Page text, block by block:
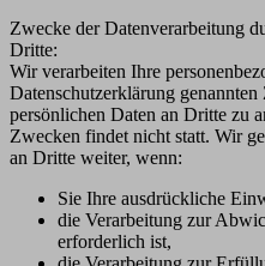
Zwecke der Datenverarbeitung
Dritte:
Wir verarbeiten Ihre
Datenschutzerklärung
persönlichen Daten an Dritte zu
Zwecken findet nicht statt. Wir
an Dritte weiter, wenn:
Sie Ihre ausdrückliche
die Verarbeitung zur
erforderlich ist,